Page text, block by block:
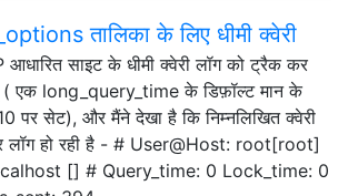
तालिका के लिए धीमी क्वेरी
आधारित साइट के धीमी क्वेरी लॉग को ट्रैक कर
( एक long_query_time के डिफ़ॉल्ट मान के
पर सेट), और मैंने देखा है कि निम्नलिखित क्वेरी
लॉग हो रही है - # User@Host: root[root]
[] # Query_time: 0 Lock_time: 0